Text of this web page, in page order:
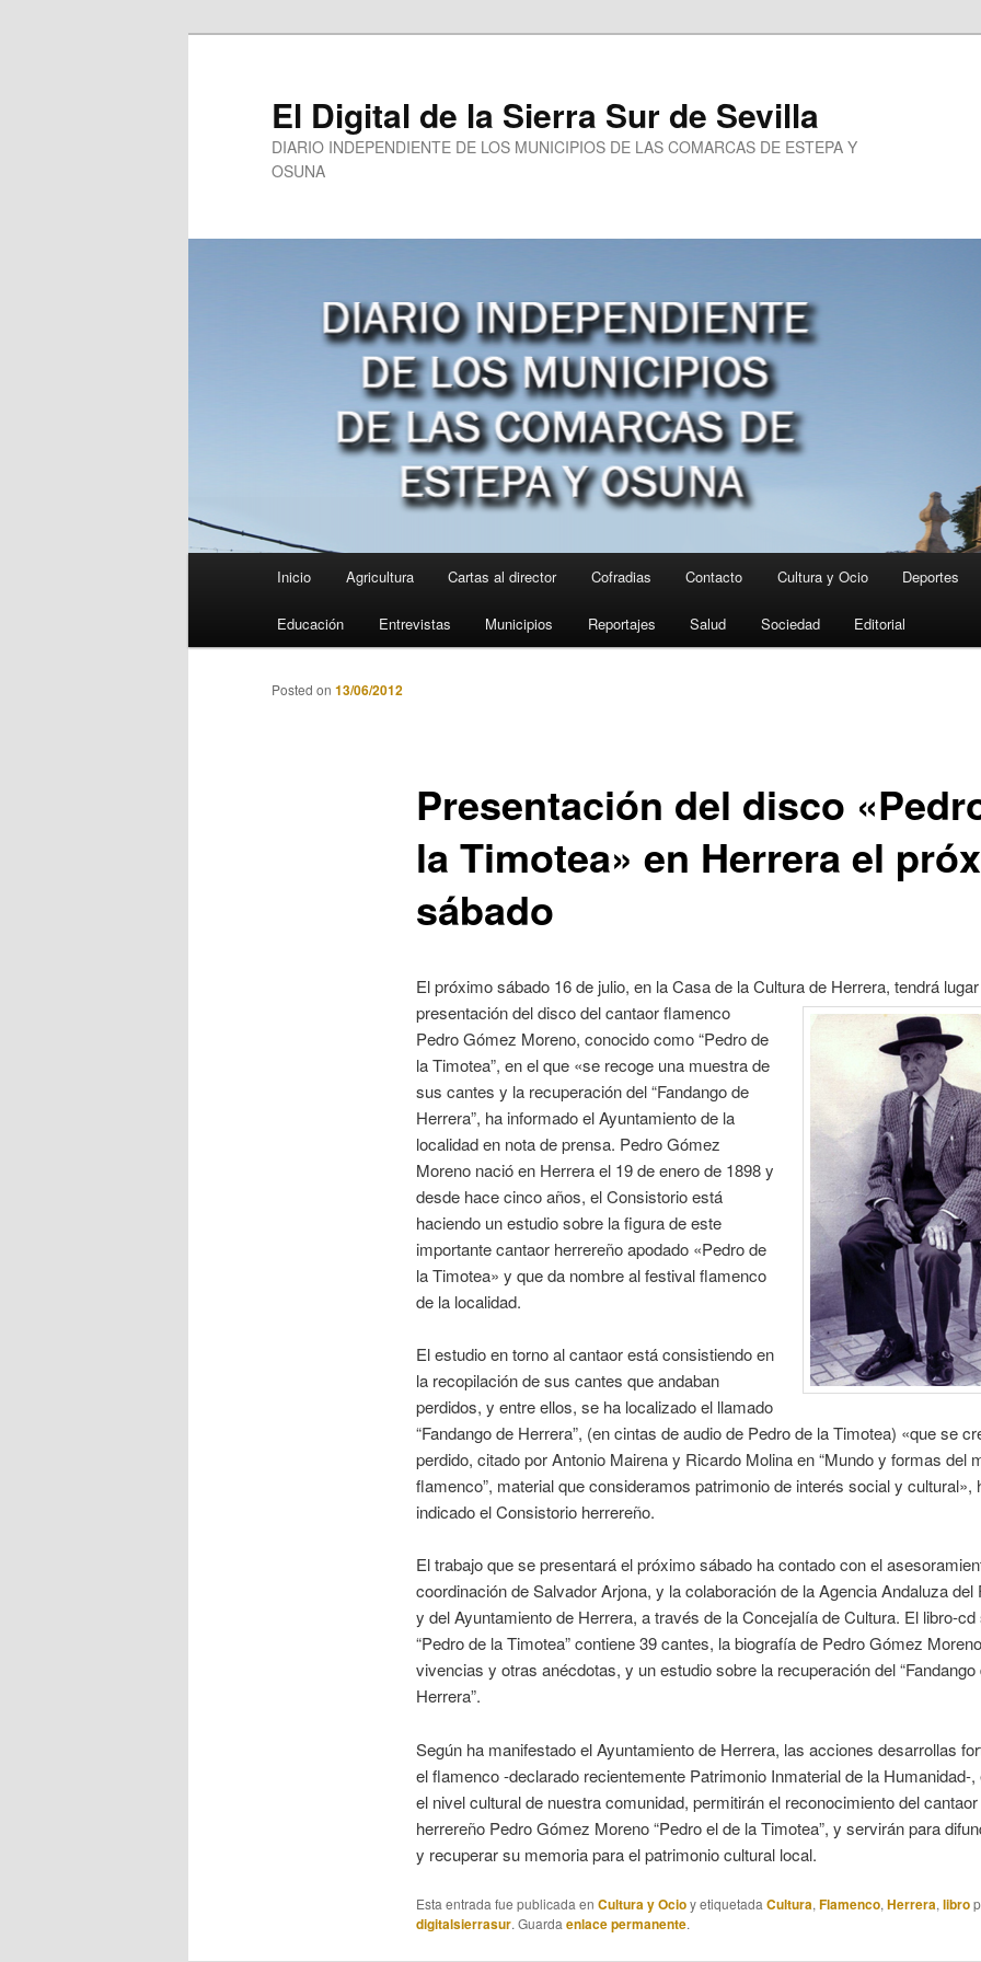
El Digital de la Sierra Sur de Sevilla
DIARIO INDEPENDIENTE DE LOS MUNICIPIOS DE LAS COMARCAS DE ESTEPA Y
OSUNA
Inicio Agricultura Cartas al director Cofradias Contacto Cultura y Ocio Deportes
Educación Entrevistas Municipios Reportajes Salud Sociedad Editorial
Presentación del disco
la Timotea» en Herrera el
sábado
Posted on 13/06/2012
El próximo sábado 16 de julio, en la Casa de la Cultura de Herrera, tendrá
presentación del disco del cantaor flamenco
Pedro Gómez Moreno, conocido como “Pedro de
la Timotea”, en el que «se recoge una muestra de
sus cantes y la recuperación del “Fandango de
Herrera”, ha informado el Ayuntamiento de la
localidad en nota de prensa. Pedro Gómez
Moreno nació en Herrera el 19 de enero de 1898 y
desde hace cinco años, el Consistorio está
haciendo un estudio sobre la figura de este
importante cantaor herrereño apodado «Pedro de
la Timotea» y que da nombre al festival flamenco
de la localidad.
El estudio en torno al cantaor está consistiendo en
la recopilación de sus cantes que andaban
perdidos, y entre ellos, se ha localizado el llamado
“Fandango de Herrera”, (en cintas de audio de Pedro de la Timotea) «que se
perdido, citado por Antonio Mairena y Ricardo Molina en “Mundo y formas del
flamenco”, material que consideramos patrimonio de interés social y cultural»,
indicado el Consistorio herrereño.
El trabajo que se presentará el próximo sábado ha contado con el
coordinación de Salvador Arjona, y la colaboración de la Agencia Andaluza del
y del Ayuntamiento de Herrera, a través de la Concejalía de Cultura. El libro-cd
“Pedro de la Timotea” contiene 39 cantes, la biografía de Pedro Gómez
vivencias y otras anécdotas, y un estudio sobre la recuperación del “Fandango
Herrera”.
Según ha manifestado el Ayuntamiento de Herrera, las acciones desarrollas
el flamenco -declarado recientemente Patrimonio Inmaterial de la Humanidad-,
el nivel cultural de nuestra comunidad, permitirán el reconocimiento del
herrereño Pedro Gómez Moreno “Pedro el de la Timotea”, y servirán para
y recuperar su memoria para el patrimonio cultural local.
Esta entrada fue publicada en Cultura y Ocioy etiquetada Cultura, Flamenco, Herrera, libro
digitalsierrasur. Guarda enlace permanente.